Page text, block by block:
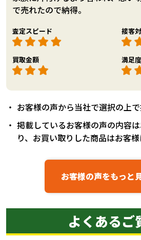
で売れたので納得。
査定スピード 接客
買取金額 満足度
お客様の声から当社で選択の上で
掲載しているお客様の声の内容
り、お買い取りした商品はお客様
お客様の声をもっと
よくあるご